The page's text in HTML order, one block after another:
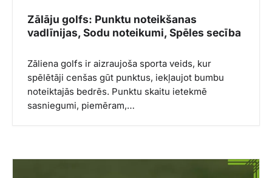
Zālāju golfs: Punktu noteikšanas
vadlīnijas, Sodu noteikumi, Spēles secība
Zāliena golfs ir aizraujoša sporta veids, kur
spēlētāji cenšas gūt punktus, iekļaujot bumbu
noteiktajās bedrēs. Punktu skaitu ietekmē
sasniegumi, piemēram,…